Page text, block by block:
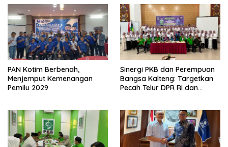
PAN Kotim Berbenah,
Menjemput Kemenangan
Pemilu 2029
Sinergi PKB dan Perempuan
Bangsa Kalteng: Targetkan
Pecah Telur DPR RI dan